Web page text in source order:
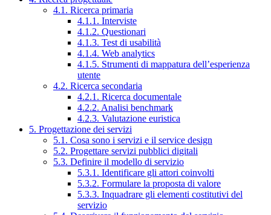
4.1. Ricerca primaria
4.1.1. Interviste
4.1.2. Questionari
4.1.3. Test di usabilità
4.1.4. Web analytics
4.1.5. Strumenti di mappatura dell’esperienza
utente
4.2. Ricerca secondaria
4.2.1. Ricerca documentale
4.2.2. Analisi benchmark
4.2.3. Valutazione euristica
5. Progettazione dei servizi
5.1. Cosa sono i servizi e il service design
5.2. Progettare servizi pubblici digitali
5.3. Definire il modello di servizio
5.3.1. Identificare gli attori coinvolti
5.3.2. Formulare la proposta di valore
5.3.3. Inquadrare gli elementi costitutivi del
servizio